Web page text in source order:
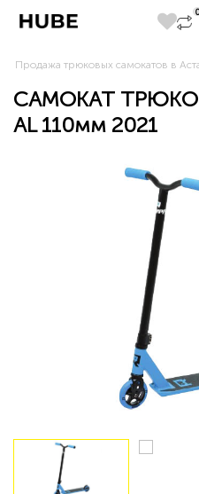
Продажа трюковых самокатов в
САМОКАТ
AL 110мм 2021